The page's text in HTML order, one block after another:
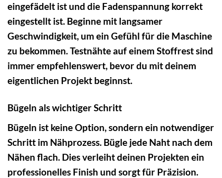
eingefädelt ist und die Fadenspannung korrekt
eingestellt ist. Beginne mit langsamer
Geschwindigkeit, um ein Gefühl für die Maschine
zu bekommen. Testnähte auf einem Stoffrest sind
immer empfehlenswert, bevor du mit deinem
eigentlichen Projekt beginnst.
Bügeln als wichtiger Schritt
Bügeln ist keine Option, sondern ein notwendiger
Schritt im Nähprozess. Bügle jede Naht nach dem
Nähen flach. Dies verleiht deinen Projekten ein
professionelles Finish und sorgt für Präzision.